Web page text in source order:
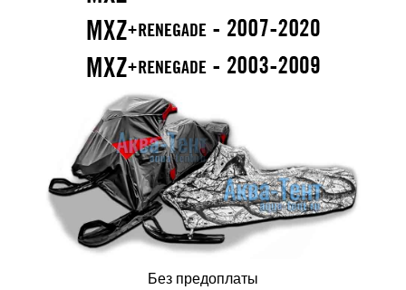
Без предоплаты